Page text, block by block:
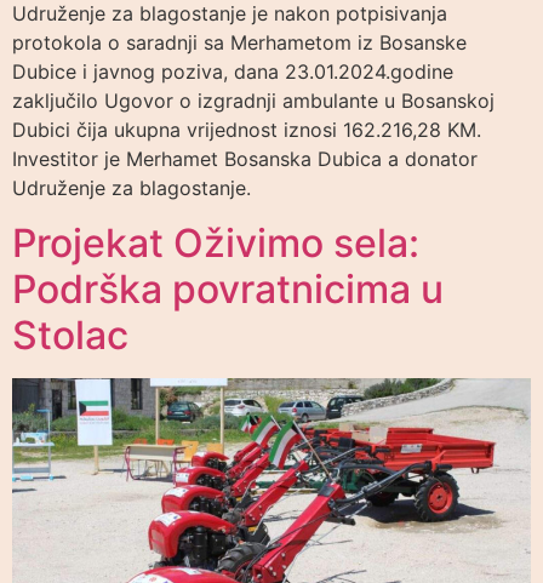
Udruženje za blagostanje je nakon potpisivanja
protokola o saradnji sa Merhametom iz Bosanske
Dubice i javnog poziva, dana 23.01.2024.godine
zaključilo Ugovor o izgradnji ambulante u Bosanskoj
Dubici čija ukupna vrijednost iznosi 162.216,28 KM.
Investitor je Merhamet Bosanska Dubica a donator
Udruženje za blagostanje.
Projekat Oživimo sela:
Podrška povratnicima u
Stolac